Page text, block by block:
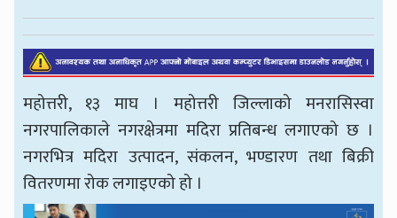
महोत्तरी, १३ माघ । महोत्तरी जिल्लाको मनरासिस्वा
नगरपालिकाले नगरक्षेत्रमा मदिरा प्रतिबन्ध लगाएको छ ।
नगरभित्र मदिरा उत्पादन, संकलन, भण्डारण तथा बिक्री
वितरणमा रोक लगाइएको हो ।